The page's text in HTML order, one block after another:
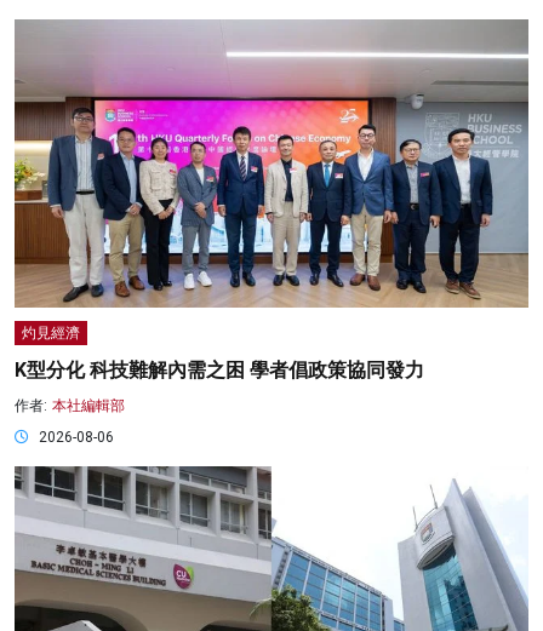
灼見經濟
K型分化 科技難解內需之困 學者倡政策協同發力
作者: 本社編輯部
2026-08-06